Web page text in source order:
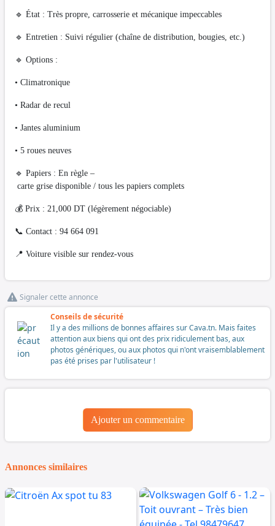
🔹 État : Très propre, carrosserie et mécanique impeccables
🔹 Entretien : Suivi régulier (chaîne de distribution, bougies, etc.)
🔹 Options :
• Climatronique
• Radar de recul
• Jantes aluminium
• 5 roues neuves
🔹 Papiers : En règle –
carte grise disponible / tous les papiers complets
💰 Prix : 21,000 DT (légèrement négociable)
📞 Contact : 94 664 091
📍 Voiture visible sur rendez-vous
Signaler cette annonce
Conseils de sécurité
Il y a des millions de bonnes affaires sur Cava.tn. Mais faites
attention aux biens qui ont des prix ridiculement bas, aux
photos génériques, ou aux photos qui n'ont vraisemblablement
pas été prises par l'utilisateur !
Ajouter un commentaire
Annonces similaires